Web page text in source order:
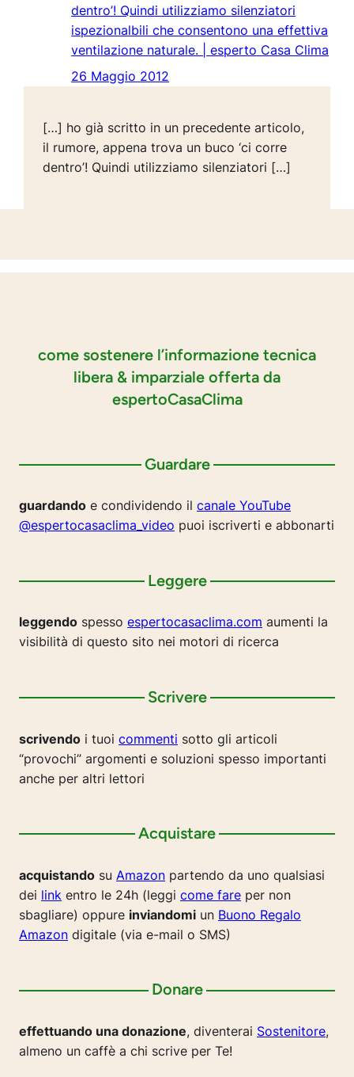
dentro’! Quindi utilizziamo silenziatori
ispezionalbili che consentono una effettiva
ventilazione naturale. | esperto Casa Clima
26 Maggio 2012
[…] ho già scritto in un precedente articolo,
il rumore, appena trova un buco ‘ci corre
dentro’! Quindi utilizziamo silenziatori […]
come sostenere l’informazione tecnica
libera & imparziale offerta da
espertoCasaClima
Guardare
guardando e condividendo il canale YouTube
@espertocasaclima_video puoi iscriverti e abbonarti
Leggere
leggendo spesso espertocasaclima.com aumenti la
visibilità di questo sito nei motori di ricerca
Scrivere
scrivendo i tuoi commenti sotto gli articoli
“provochi” argomenti e soluzioni spesso importanti
anche per altri lettori
Acquistare
acquistando su Amazon partendo da uno qualsiasi
dei link entro le 24h (leggi come fare per non
sbagliare) oppure inviandomi un Buono Regalo
Amazon digitale (via e-mail o SMS)
Donare
effettuando una donazione, diventerai Sostenitore,
almeno un caffè a chi scrive per Te!